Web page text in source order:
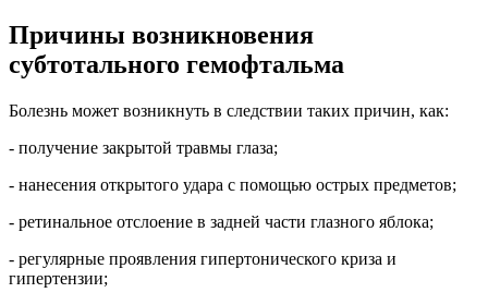
Причины возникновения
субтотального гемофтальма
Болезнь может возникнуть в следствии таких причин, как:
- получение закрытой травмы глаза;
- нанесения открытого удара с помощью острых предметов;
- ретинальное отслоение в задней части глазного яблока;
- регулярные проявления гипертонического криза и
гипертензии;